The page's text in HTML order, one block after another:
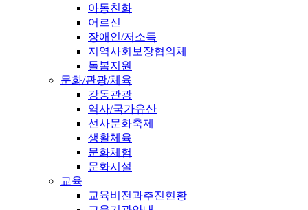
아동친화
어르신
장애인/저소득
지역사회보장협의체
돌봄지원
문화/관광/체육
강동관광
역사/국가유산
선사문화축제
생활체육
문화체험
문화시설
교육
교육비전과추진현황